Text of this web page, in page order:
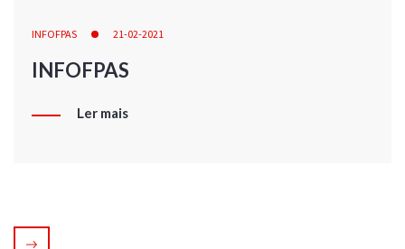
INFOFPAS 21-02-2021
INFOFPAS
Ler mais